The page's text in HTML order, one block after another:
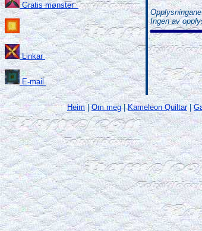
Ingen av
Gratis mønster
Linkar
E-mail
Heim|Om meg|Kameleon Quiltar|